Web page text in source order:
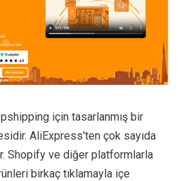
için tasarlanmış bir
AliExpress'ten çok sayıda
Shopify ve diğer platformlarla
birkaç tıklamayla içe